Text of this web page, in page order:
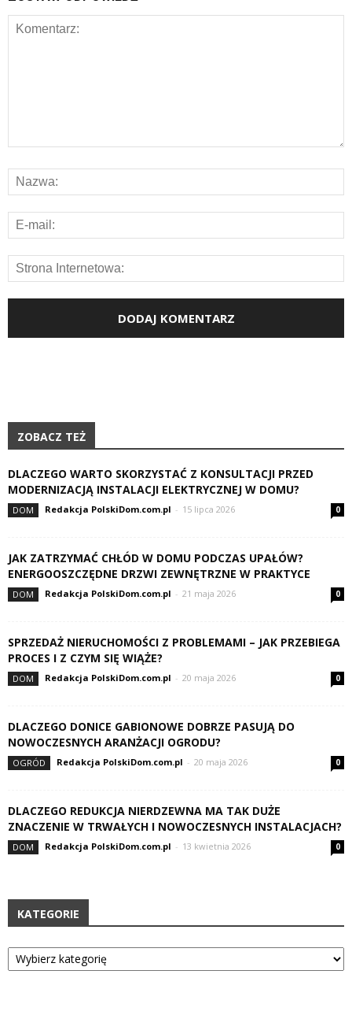
ZOBACZ TEŻ
DLACZEGO WARTO SKORZYSTAĆ Z KONSULTACJI PRZED
MODERNIZACJĄ INSTALACJI ELEKTRYCZNEJ W DOMU?
DOM Redakcja PolskiDom.com.pl - 15 lipca 2026 0
JAK ZATRZYMAĆ CHŁÓD W DOMU PODCZAS UPAŁÓW?
ENERGOOSZCZĘDNE DRZWI ZEWNĘTRZNE W PRAKTYCE
DOM Redakcja PolskiDom.com.pl - 21 maja 2026 0
SPRZEDAŻ NIERUCHOMOŚCI Z PROBLEMAMI – JAK PRZEBIEGA
PROCES I Z CZYM SIĘ WIĄŻE?
DOM Redakcja PolskiDom.com.pl - 20 maja 2026 0
DLACZEGO DONICE GABIONOWE DOBRZE PASUJĄ DO
NOWOCZESNYCH ARANŻACJI OGRODU?
OGRÓD Redakcja PolskiDom.com.pl - 20 maja 2026 0
DLACZEGO REDUKCJA NIERDZEWNA MA TAK DUŻE
ZNACZENIE W TRWAŁYCH I NOWOCZESNYCH INSTALACJACH?
DOM Redakcja PolskiDom.com.pl - 13 kwietnia 2026 0
KATEGORIE
Kategorie